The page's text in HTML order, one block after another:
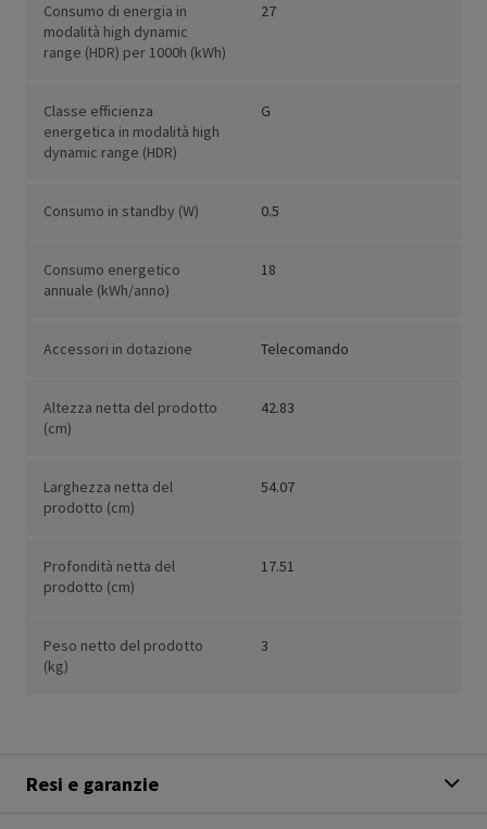
Consumo di energia in
modalità high dynamic
range (HDR) per 1000h (kWh)
27
Classe efficienza
energetica in modalità high
dynamic range (HDR)
G
Consumo in standby (W) 0.5
Consumo energetico
annuale (kWh/anno)
18
Accessori in dotazione Telecomando
Altezza netta del prodotto
(cm)
42.83
Larghezza netta del
prodotto (cm)
54.07
Profondità netta del
prodotto (cm)
17.51
Peso netto del prodotto
(kg)
3
Resi e garanzie